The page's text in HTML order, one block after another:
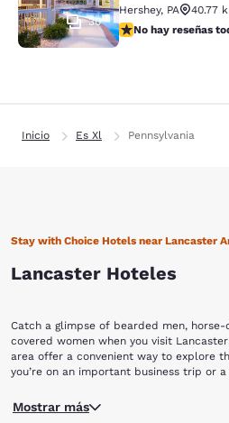
30
Hershey, PA
40.77
No hay reseñas
No hay reseñas
Inicio Es Xl Pennsylvania
Stay with Choice Hotels near Lancaster
Lancaster Hoteles
Catch a glimpse of bearded men,
covered women when you visit
area offer a convenient way to explore
you’re on an important business trip or
excellent and affordable way to stay
First, visit the historic Hans Herr House.
House is the oldest Standing Mennonite
Mostrar más